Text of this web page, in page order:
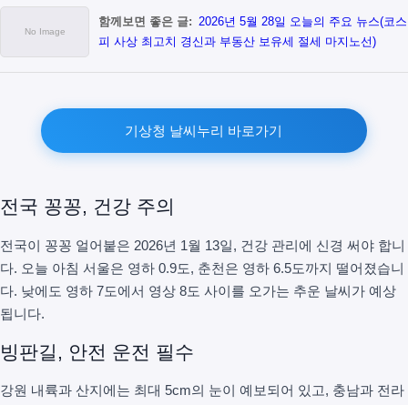
함께보면 좋은 글: 2026년 5월 28일 오늘의 주요 뉴스(코스
피 사상 최고치 경신과 부동산 보유세 절세 마지노선)
기상청 날씨누리 바로가기
전국 꽁꽁, 건강 주의
전국이 꽁꽁 얼어붙은 2026년 1월 13일, 건강 관리에 신경 써야 합니
다. 오늘 아침 서울은 영하 0.9도, 춘천은 영하 6.5도까지 떨어졌습니
다. 낮에도 영하 7도에서 영상 8도 사이를 오가는 추운 날씨가 예상
됩니다.
빙판길, 안전 운전 필수
강원 내륙과 산지에는 최대 5cm의 눈이 예보되어 있고, 충남과 전라